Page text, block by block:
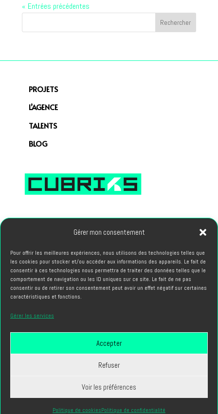
Gérer mon consentement
Pour offrir les meilleures expériences, nous utilisons des technologies telles que
les cookies pour stocker et/ou accéder aux informations des appareils. Le fait de
consentir à ces technologies nous permettra de traiter des données telles que le
comportement de navigation ou les ID uniques sur ce site. Le fait de ne pas
consentir ou de retirer son consentement peut avoir un effet négatif sur certaines
caractéristiques et fonctions.
Gérer les services
Accepter
Refuser
Voir les préférences
Politique de cookiesPolitique de confidentialité
« Entrées précédentes
PROJETS
L’AGENCE
TALENTS
BLOG
PROJETS
hello@cubriks.com
CANDIDATURES
Cubriks ® - Tous droits réservés 2024 -Mentions légales-
Politique RGPD-Contact-Réalisation Site internet :